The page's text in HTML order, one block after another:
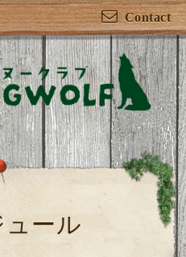
Contact
ュール